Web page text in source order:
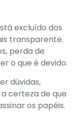
excluído dos
transparente.
perda de
o que é devido.
dúvidas,
certeza de que
os papéis.